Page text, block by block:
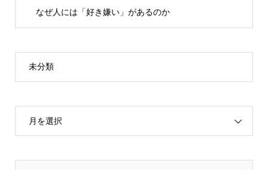
なぜ人には「好き嫌い」があるのか
未分類
月を選択